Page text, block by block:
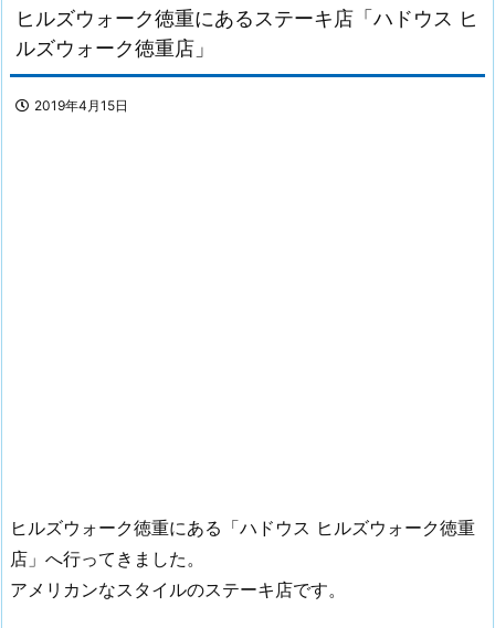
ヒルズウォーク徳重にあるステーキ店「ハドウス ヒ
ルズウォーク徳重店」
2019年4月15日
ヒルズウォーク徳重にある「ハドウス ヒルズウォーク徳重
店」へ行ってきました。
アメリカンなスタイルのステーキ店です。